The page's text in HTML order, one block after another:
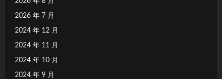
2026 年 7 月
2024 年 12 月
2024 年 11 月
2024 年 10 月
2024 年 9 月